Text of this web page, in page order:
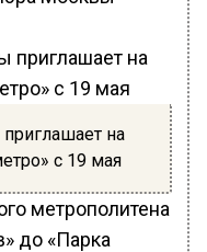
на
с 19 мая
метрополитена
до «Парка